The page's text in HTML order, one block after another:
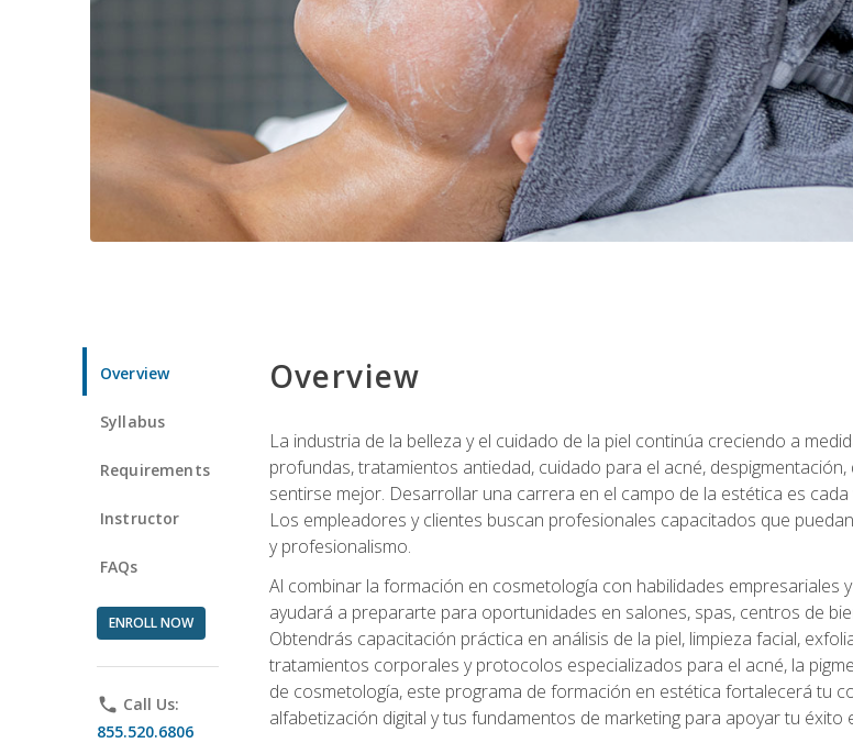
Overview
Syllabus
Requirements
Instructor
FAQs
ENROLL NOW
phone Call Us:
855.520.6806
Overview
La industria de la belleza y el cuidado de la piel continúa creciendo a
profundas, tratamientos antiedad, cuidado para el acné,
sentirse mejor. Desarrollar una carrera en el campo de la estética es
Los empleadores y clientes buscan profesionales capacitados que
y profesionalismo.
Al combinar la formación en cosmetología con habilidades
ayudará a prepararte para oportunidades en salones, spas, centros de
Obtendrás capacitación práctica en análisis de la piel, limpieza facial,
tratamientos corporales y protocolos especializados para el acné, la
de cosmetología, este programa de formación en estética fortalecerá tu
alfabetización digital y tus fundamentos de marketing para apoyar tu éxito